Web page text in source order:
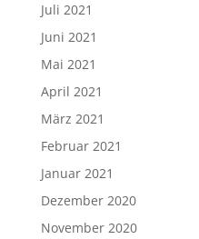
Juli 2021
Juni 2021
Mai 2021
April 2021
März 2021
Februar 2021
Januar 2021
Dezember 2020
November 2020